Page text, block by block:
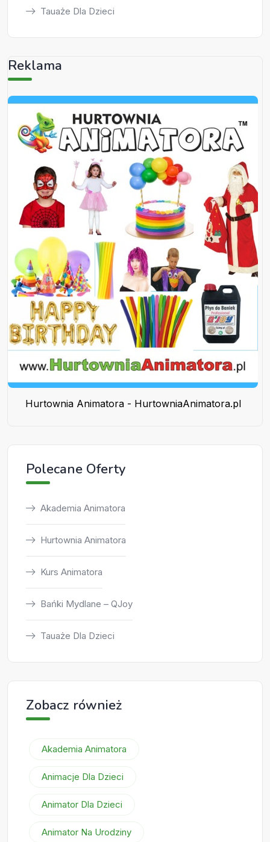
Tauaże Dla Dzieci
Reklama
Hurtownia Animatora - HurtowniaAnimatora.pl
Polecane Oferty
Akademia Animatora
Hurtownia Animatora
Kurs Animatora
Bańki Mydlane – QJoy
Tauaże Dla Dzieci
Zobacz również
Akademia Animatora
Animacje Dla Dzieci
Animator Dla Dzieci
Animator Na Urodziny